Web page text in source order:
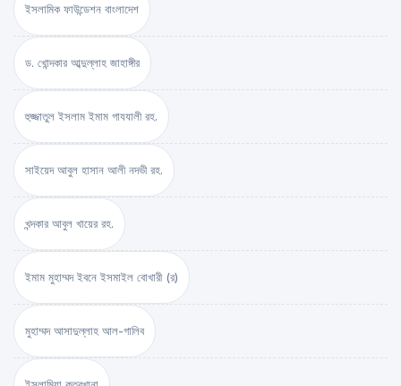
ইসলামিক ফাউন্ডেশন বাংলাদেশ
ড. খোন্দকার আব্দুল্লাহ জাহাঙ্গীর
হুজ্জাতুল ইসলাম ইমাম গাযযালী রহ.
সাইয়েদ আবুল হাসান আলী নদভী রহ.
খন্দকার আবুল খায়ের রহ.
ইমাম মুহাম্মদ ইবনে ইসমাইল বোখারী (র)
মুহাম্মদ আসাদুল্লাহ আল-গালিব